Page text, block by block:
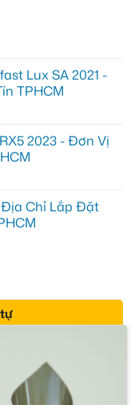
Lux SA 2021 -
TPHCM
2023 - Đơn Vị
Địa Chỉ Lắp Đặt